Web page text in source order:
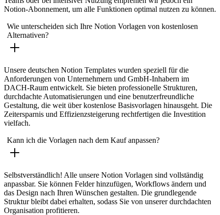
Notion-Abonnement, um alle Funktionen optimal nutzen zu können.
Wie unterscheiden sich Ihre Notion Vorlagen von kostenlosen
Alternativen?
Unsere deutschen Notion Templates wurden speziell für die
Anforderungen von Unternehmern und GmbH-Inhabern im
DACH-Raum entwickelt. Sie bieten professionelle Strukturen,
durchdachte Automatisierungen und eine benutzerfreundliche
Gestaltung, die weit über kostenlose Basisvorlagen hinausgeht. Die
Zeitersparnis und Effizienzsteigerung rechtfertigen die Investition
vielfach.
Kann ich die Vorlagen nach dem Kauf anpassen?
Selbstverständlich! Alle unsere Notion Vorlagen sind vollständig
anpassbar. Sie können Felder hinzufügen, Workflows ändern und
das Design nach Ihren Wünschen gestalten. Die grundlegende
Struktur bleibt dabei erhalten, sodass Sie von unserer durchdachten
Organisation profitieren.